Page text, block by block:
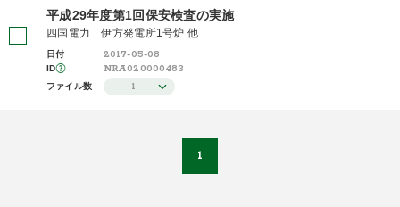
平成29年度第1回保安検査の実施
四国電力 伊方発電所1号炉 他
日付 2017-05-08
ID NRA020000483
ファイル数 1
1